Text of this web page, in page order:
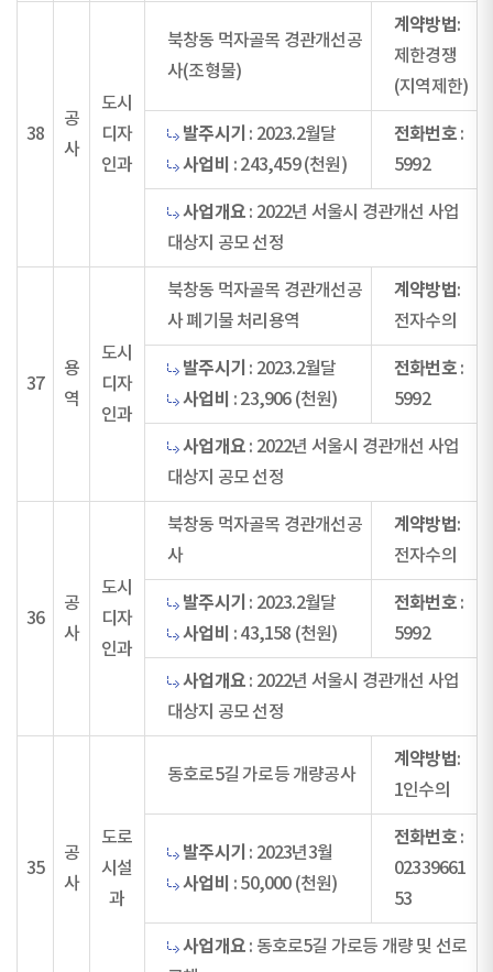
38
공
사
도시
디자
인과
북창동 먹자골목 경관개선공
사(조형물)
계약방법 :
제한경쟁
(지역제한)
발주시기 : 2023.2월달
사업비 : 243,459 (천원)
전화번호:
5992
사업개요 : 2022년 서울시 경관개선 사업
대상지 공모 선정
37
용
역
도시
디자
인과
북창동 먹자골목 경관개선공
사 폐기물 처리용역
계약방법 :
전자수의
발주시기 : 2023.2월달
사업비 : 23,906 (천원)
전화번호:
5992
사업개요 : 2022년 서울시 경관개선 사업
대상지 공모 선정
36
공
사
도시
디자
인과
북창동 먹자골목 경관개선공
사
계약방법 :
전자수의
발주시기 : 2023.2월달
사업비 : 43,158 (천원)
전화번호:
5992
사업개요 : 2022년 서울시 경관개선 사업
대상지 공모 선정
35
공
사
도로
시설
과
동호로5길 가로등 개량공사
계약방법 :
1인수의
발주시기 : 2023년3월
사업비 : 50,000 (천원)
전화번호:
02339661
53
사업개요 : 동호로5길 가로등 개량 및 선로